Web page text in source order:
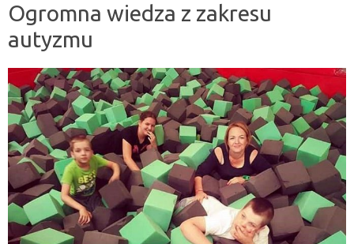
Ogromna wiedza z zakresu
autyzmu